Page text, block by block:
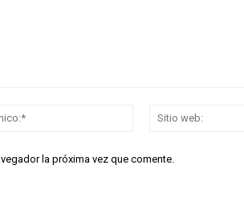
Correo
la próxima vez que comente.